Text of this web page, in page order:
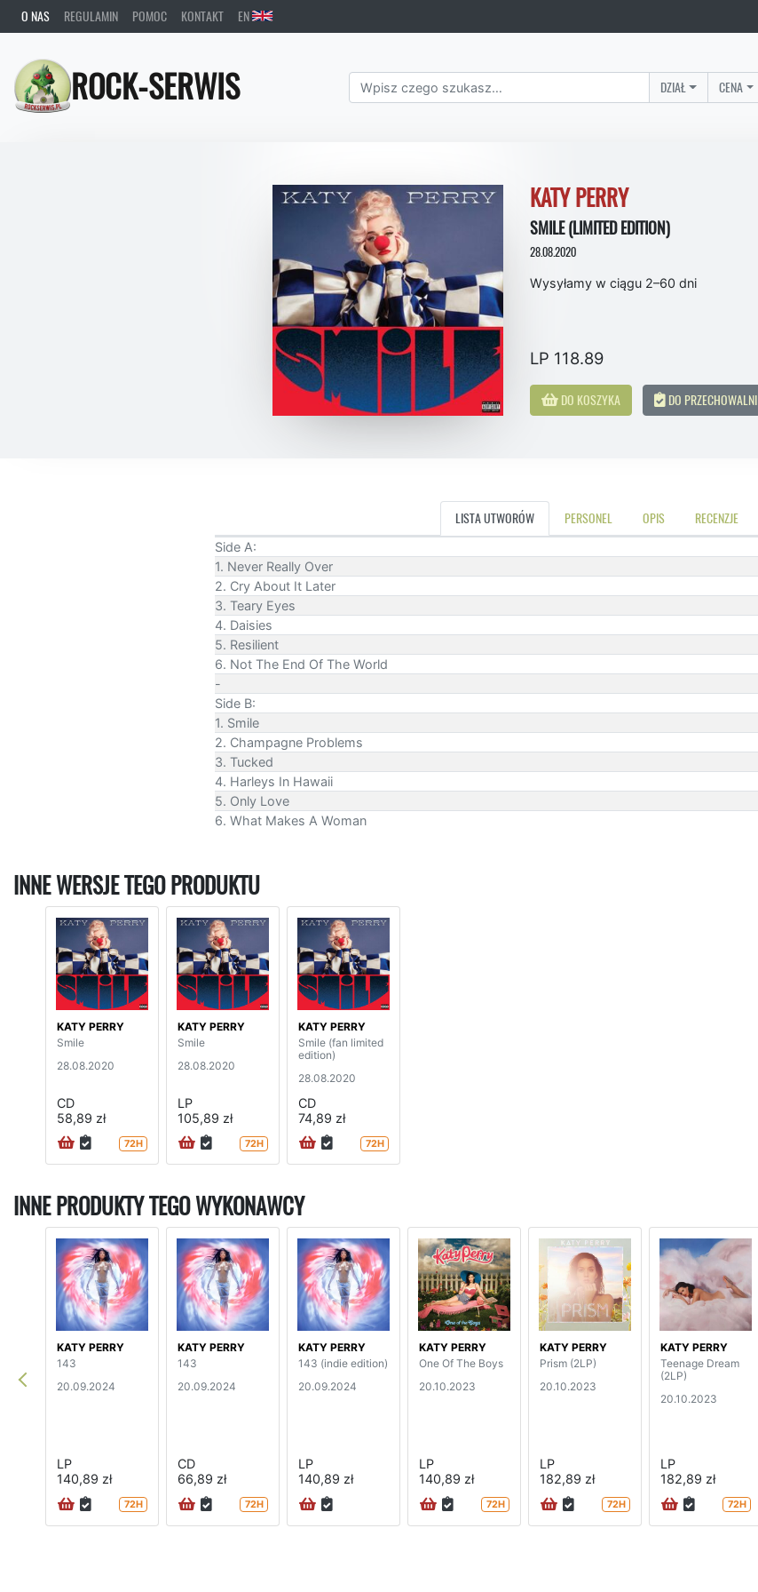
O NAS REGULAMIN POMOC KONTAKT EN
ROCK-SERWIS DZIAŁ CENA
KATY PERRY
SMILE (LIMITED EDITION)
28.08.2020
Wysyłamy w ciągu 2–60 dni
LP 118.89
DO KOSZYKA DO PRZECHOWALNI
LISTA UTWORÓW PERSONEL OPIS RECENZJE
Side A:
1. Never Really Over
2. Cry About It Later
3. Teary Eyes
4. Daisies
5. Resilient
6. Not The End Of The World
-
Side B:
1. Smile
2. Champagne Problems
3. Tucked
4. Harleys In Hawaii
5. Only Love
6. What Makes A Woman
INNE WERSJE TEGO PRODUKTU
KATY PERRY
Smile
28.08.2020
CD
58,89 zł
72H
KATY PERRY
Smile
28.08.2020
LP
105,89 zł
72H
KATY PERRY
Smile (fan limited
edition)
28.08.2020
CD
74,89 zł
72H
INNE PRODUKTY TEGO WYKONAWCY
KATY PERRY
143
20.09.2024
LP
140,89 zł
72H
KATY PERRY
143
20.09.2024
CD
66,89 zł
72H
KATY PERRY
143 (indie edition)
20.09.2024
LP
140,89 zł
KATY PERRY
One Of The Boys
20.10.2023
LP
140,89 zł
72H
KATY PERRY
Prism (2LP)
20.10.2023
LP
182,89 zł
72H
KATY PERRY
Teenage Dream
(2LP)
20.10.2023
LP
182,89 zł
72H